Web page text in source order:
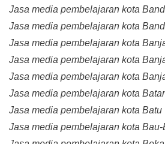
Jasa media pembelajaran kota
Jasa media pembelajaran kota
Jasa media pembelajaran kota
Jasa media pembelajaran kota
Jasa media pembelajaran kota
Jasa media pembelajaran kota
Jasa media pembelajaran kota Batu
Jasa media pembelajaran kota Bau-